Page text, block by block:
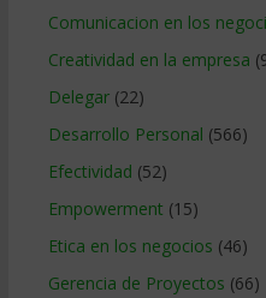
Comunicacion en los
Creatividad en la empresa
Delegar(22)
Desarrollo Personal (566)
Efectividad (52)
Empowerment (15)
Etica en los negocios (46)
Gerencia de Proyectos (66)